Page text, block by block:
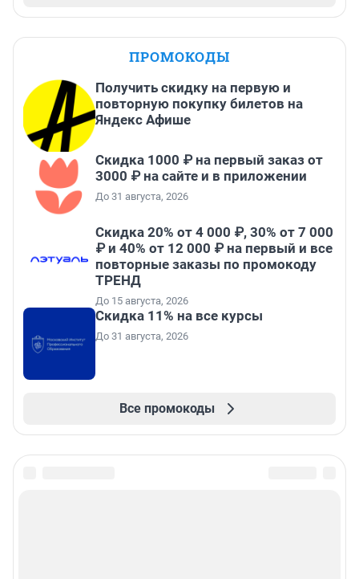
ПРОМОКОДЫ
Получить скидку на первую и
повторную покупку билетов на
Яндекс Афише
Скидка 1000 ₽ на первый заказ от
3000 ₽ на сайте и в приложении
До 31 августа, 2026
Скидка 20% от 4 000 ₽, 30% от 7 000
₽ и 40% от 12 000 ₽ на первый и все
повторные заказы по промокоду
ТРЕНД
До 15 августа, 2026
Скидка 11% на все курсы
До 31 августа, 2026
Все промокоды